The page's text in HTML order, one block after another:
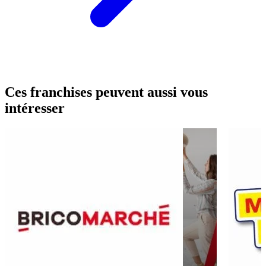
Ces franchises peuvent aussi vous
intéresser